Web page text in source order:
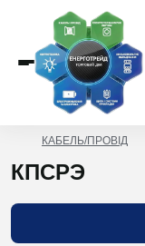
КАБЕЛЬ/ПРОВІД
КПСРЭ